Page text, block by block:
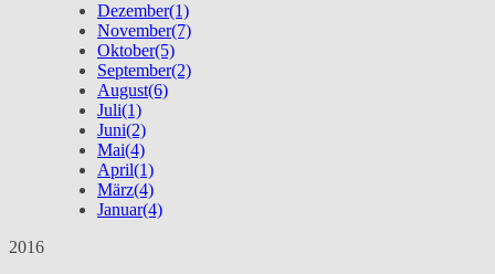
Dezember(1)
November(7)
Oktober(5)
September(2)
August(6)
Juli(1)
Juni(2)
Mai(4)
April(1)
März(4)
Januar(4)
2016